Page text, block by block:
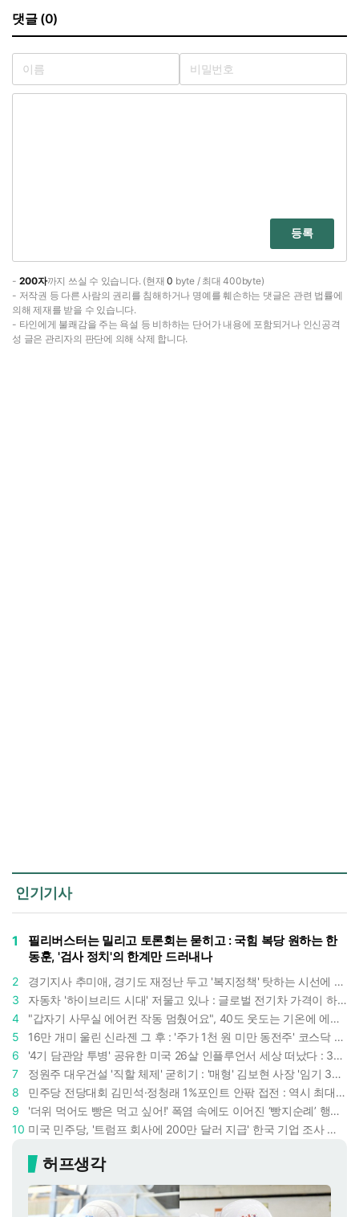
댓글 (0)
등록
- 200자까지 쓰실 수 있습니다. (현재0 byte / 최대 400byte)
- 저작권 등 다른 사람의 권리를 침해하거나 명예를 훼손하는 댓글은 관련 법률에
의해 제재를 받을 수 있습니다.
- 타인에게 불쾌감을 주는 욕설 등 비하하는 단어가 내용에 포함되거나 인신공격
성 글은 관리자의 판단에 의해 삭제 합니다.
인기기사
1
필리버스터는 밀리고 토론회는 묻히고 : 국힘 복당 원하는 한
동훈, '검사 정치'의 한계만 드러내나
2
경기지사 추미애, 경기도 재정난 두고 '복지정책' 탓하는 시선에 정면 반박 : "고령자와 아이 인구 급증"
3
자동차 '하이브리드 시대' 저물고 있나 : 글로벌 전기차 가격이 하이브리드 차보다 낮아졌다
4
"갑자기 사무실 에어컨 작동 멈췄어요", 40도 웃도는 기온에 에어컨도 숨이 찬다
5
16만 개미 울린 신라젠 그 후 : '주가 1천 원 미만 동전주' 코스닥 38곳 코스피 10곳, 총 48곳 이르렀다
6
'4기 담관암 투병' 공유한 미국 26살 인플루언서 세상 떠났다 : 3년간 보여준 희망과 용기
7
정원주 대우건설 '직할 체제' 굳히기 : '매형' 김보현 사장 '임기 3년' 받고 4개월 만에 물러났다
8
민주당 전당대회 김민석·정청래 1%포인트 안팎 접전 : 역시 최대 승부처는 호남과 수도권
9
'더위 먹어도 빵은 먹고 싶어!' 폭염 속에도 이어진 ‘빵지순례’ 행렬 : 성심당이 대기 손님 위해 준비한 것들
10
미국 민주당, '트럼프 회사에 200만 달러 지급' 한국 기업 조사 착수 : 트럼프 덕분에 이득 챙기려 했나
허프생각